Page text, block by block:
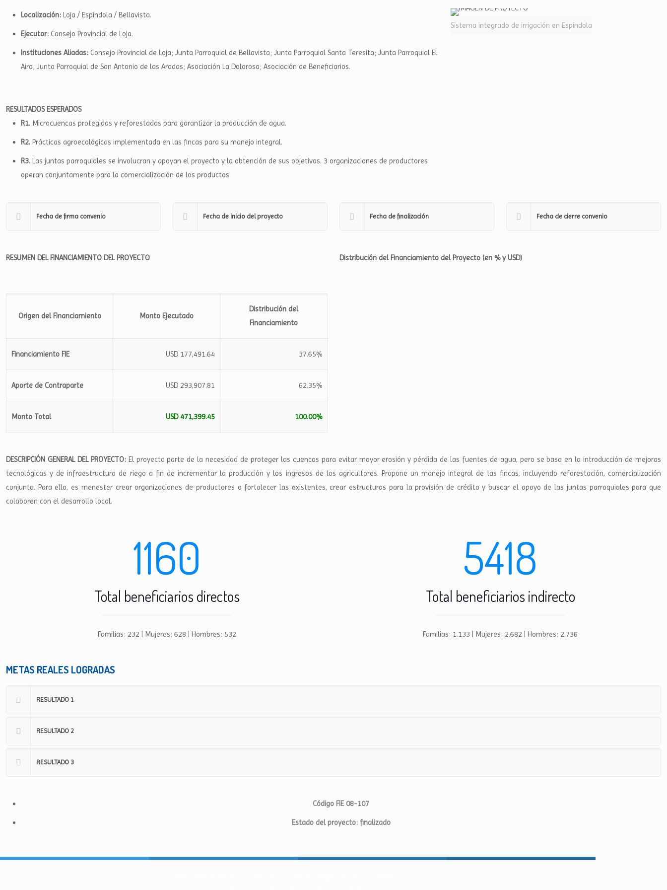
Localización: Loja / Espíndola / Bellavista.
Ejecutor: Consejo Provincial de Loja.
Instituciones Aliadas: Consejo Provincial de Loja; Junta Parroquial de Bellavista; Junta Parroquial Santa Teresita; Junta Parroquial El
Airo; Junta Parroquial de San Antonio de las Aradas; Asociación La Dolorosa; Asociación de Beneficiarios.
RESULTADOS ESPERADOS
R1. Microcuencas protegidas y reforestadas para garantizar la producción de agua.
R2. Prácticas agroecológicas implementada en las fincas para su manejo integral.
R3. Las juntas parroquiales se involucran y apoyan el proyecto y la obtención de sus objetivos. 3 organizaciones de productores
operan conjuntamente para la comercialización de los productos.
Sistema integrado de irrigación en Espíndola
Fecha de firma convenio Fecha de inicio del proyecto Fecha de finalización Fecha de cierre convenio
RESUMEN DEL FINANCIAMIENTO DEL PROYECTO
Origen del Financiamiento Monto Ejecutado
Distribución del
Financiamiento
Financiamiento FIE USD 177,491.64 37.65%
Aporte de Contraparte USD 293,907.81 62.35%
Monto Total USD 471,399.45 100.00%
Distribución del Financiamiento del Proyecto (en % y USD)
DESCRIPCIÓN GENERAL DEL PROYECTO: El proyecto parte de la necesidad de proteger las cuencas para evitar mayor erosión y pérdida de las fuentes de agua, pero se basa en la introducción de mejoras
tecnológicas y de infraestructura de riego a fin de incrementar la producción y los ingresos de los agricultores. Propone un manejo integral de las fincas, incluyendo reforestación, comercialización
conjunta. Para ello, es menester crear organizaciones de productores o fortalecer las existentes, crear estructuras para la provisión de crédito y buscar el apoyo de las juntas parroquiales para que
colaboren con el desarrollo local.
1160
Total beneficiarios directos
Familias: 232 | Mujeres: 628 | Hombres: 532
5418
Total beneficiarios indirecto
Familias: 1.133 | Mujeres: 2.682 | Hombres: 2.736
METAS REALES LOGRADAS
RESULTADO 1
RESULTADO 2
RESULTADO 3
Código FIE 08-107
Estado del proyecto: finalizado